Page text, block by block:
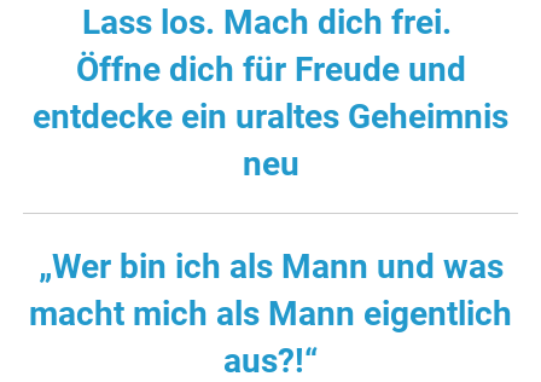
Lass los. Mach dich frei.
Öffne dich für Freude und
entdecke ein uraltes Geheimnis
neu
„Wer bin ich als Mann und was
macht mich als Mann eigentlich
aus?!“